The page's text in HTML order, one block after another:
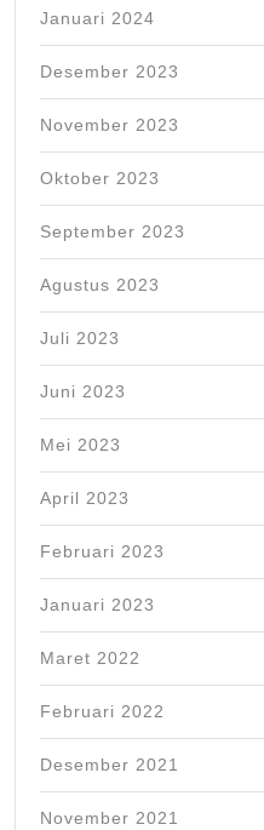
Januari 2024
Desember 2023
November 2023
Oktober 2023
September 2023
Agustus 2023
Juli 2023
Juni 2023
Mei 2023
April 2023
Februari 2023
Januari 2023
Maret 2022
Februari 2022
Desember 2021
November 2021